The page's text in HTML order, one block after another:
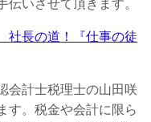
いさせて頂きます。
長の道！『仕事の徒
会計士税理士の山田咲
す。税金や会計に限ら